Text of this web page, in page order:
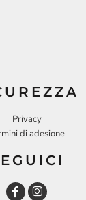
Privacy
di adesione